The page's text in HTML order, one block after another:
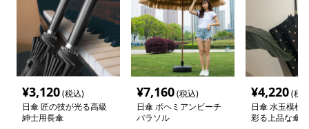
¥3,120(税込)
日傘 匠の技が光る高級
紳士用長傘
¥7,160(税込)
日傘 ボヘミアンビーチ
パラソル
¥4,220(税
日傘 水玉模様
彩る上品な傘